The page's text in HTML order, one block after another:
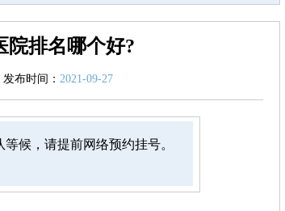
院排名哪个好?
发布时间： 2021-09-27
候，请提前网络预约挂号。